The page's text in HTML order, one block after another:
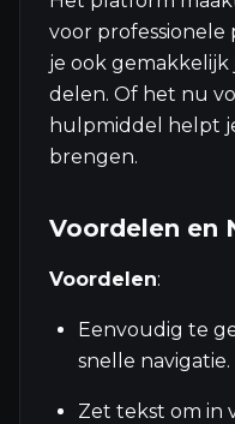
voor professionele
je ook
delen. Of het nu
hulpmiddel helpt
brengen.
Voordelen en
Voordelen:
Eenvoudig te
snelle navigatie.
Zet tekst om in